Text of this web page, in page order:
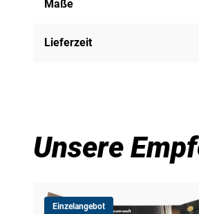
Maße
Lieferzeit
Unsere
Einzelangebot